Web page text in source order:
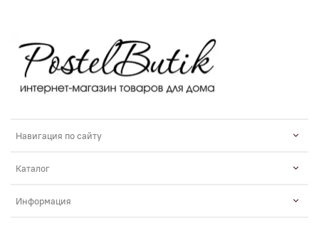
Навигация по сайту
Каталог
Информация